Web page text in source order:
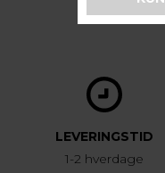
LEVERINGSTID
1-2 hverdage